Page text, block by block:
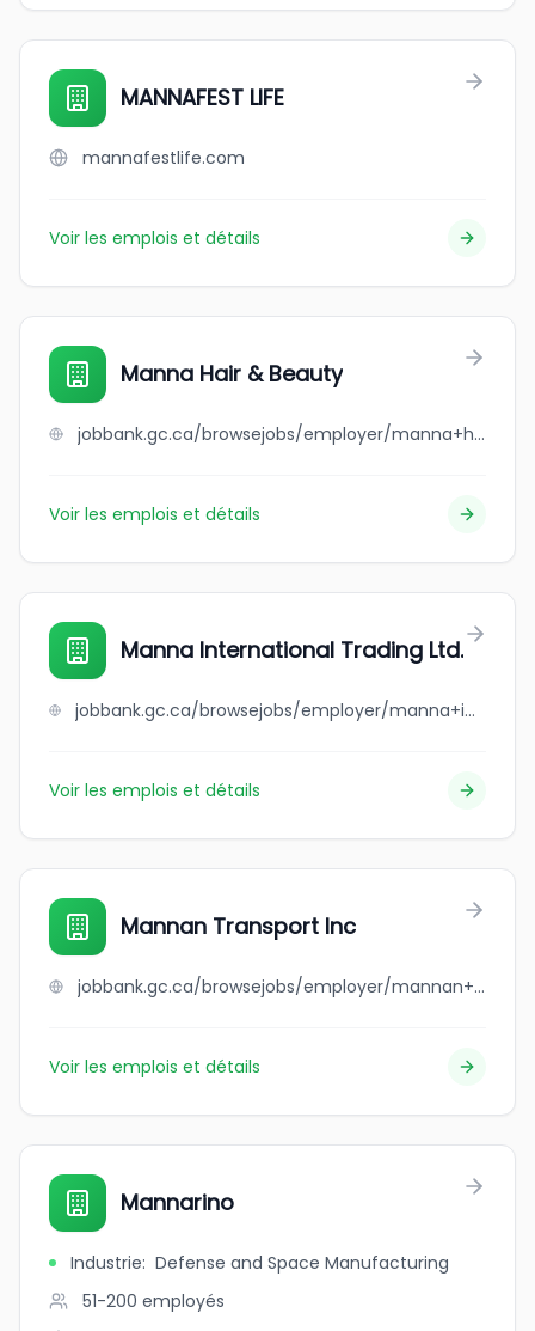
MANNAFEST LIFE
mannafestlife.com
Voir les emplois et détails
Manna Hair & Beauty
jobbank.gc.ca/browsejobs/employer/manna+hair+%26+beauty/ca
Voir les emplois et détails
Manna International Trading Ltd.
jobbank.gc.ca/browsejobs/employer/manna+international+trading+ltd./ca
Voir les emplois et détails
Mannan Transport Inc
jobbank.gc.ca/browsejobs/employer/mannan+transport+inc/ca
Voir les emplois et détails
Mannarino
Industrie: Defense and Space Manufacturing
51-200 employés